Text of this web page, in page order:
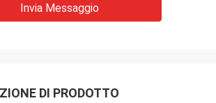
Invia Messaggio
DI PRODOTTO